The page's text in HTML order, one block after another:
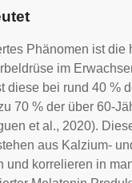
Phänomen ist die
im
diese bei rund 40 %
70 % der über 60-
et al., 2020).
aus Kalzium-
und korrelieren in